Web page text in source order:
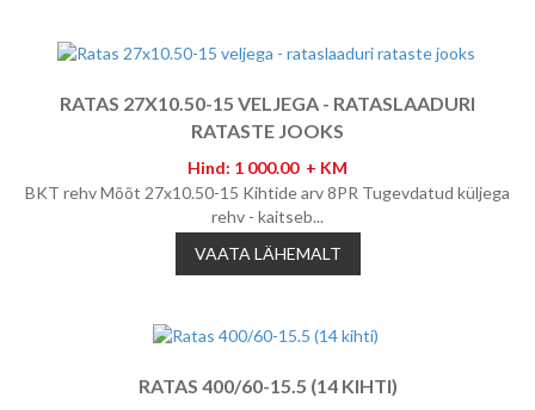
RATAS 27X10.50-15 VELJEGA - RATASLAADURI
RATASTE JOOKS
Hind: 1 000.00 + KM
BKT rehv Mõõt 27x10.50-15 Kihtide arv 8PR Tugevdatud küljega
rehv - kaitseb...
VAATA LÄHEMALT
RATAS 400/60-15.5 (14 KIHTI)